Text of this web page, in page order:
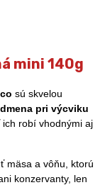
mini 140g
sú skvelou
pri výcviku
robí vhodnými aj
mäsa a vôňu, ktorú
konzervanty, len